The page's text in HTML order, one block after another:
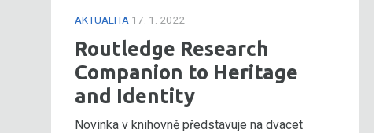
AKTUALITA 17. 1. 2022
Routledge Research
Companion to Heritage
and Identity
Novinka v knihovně představuje na dvacet